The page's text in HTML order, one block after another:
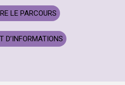
LE PARCOURS
D’INFORMATIONS